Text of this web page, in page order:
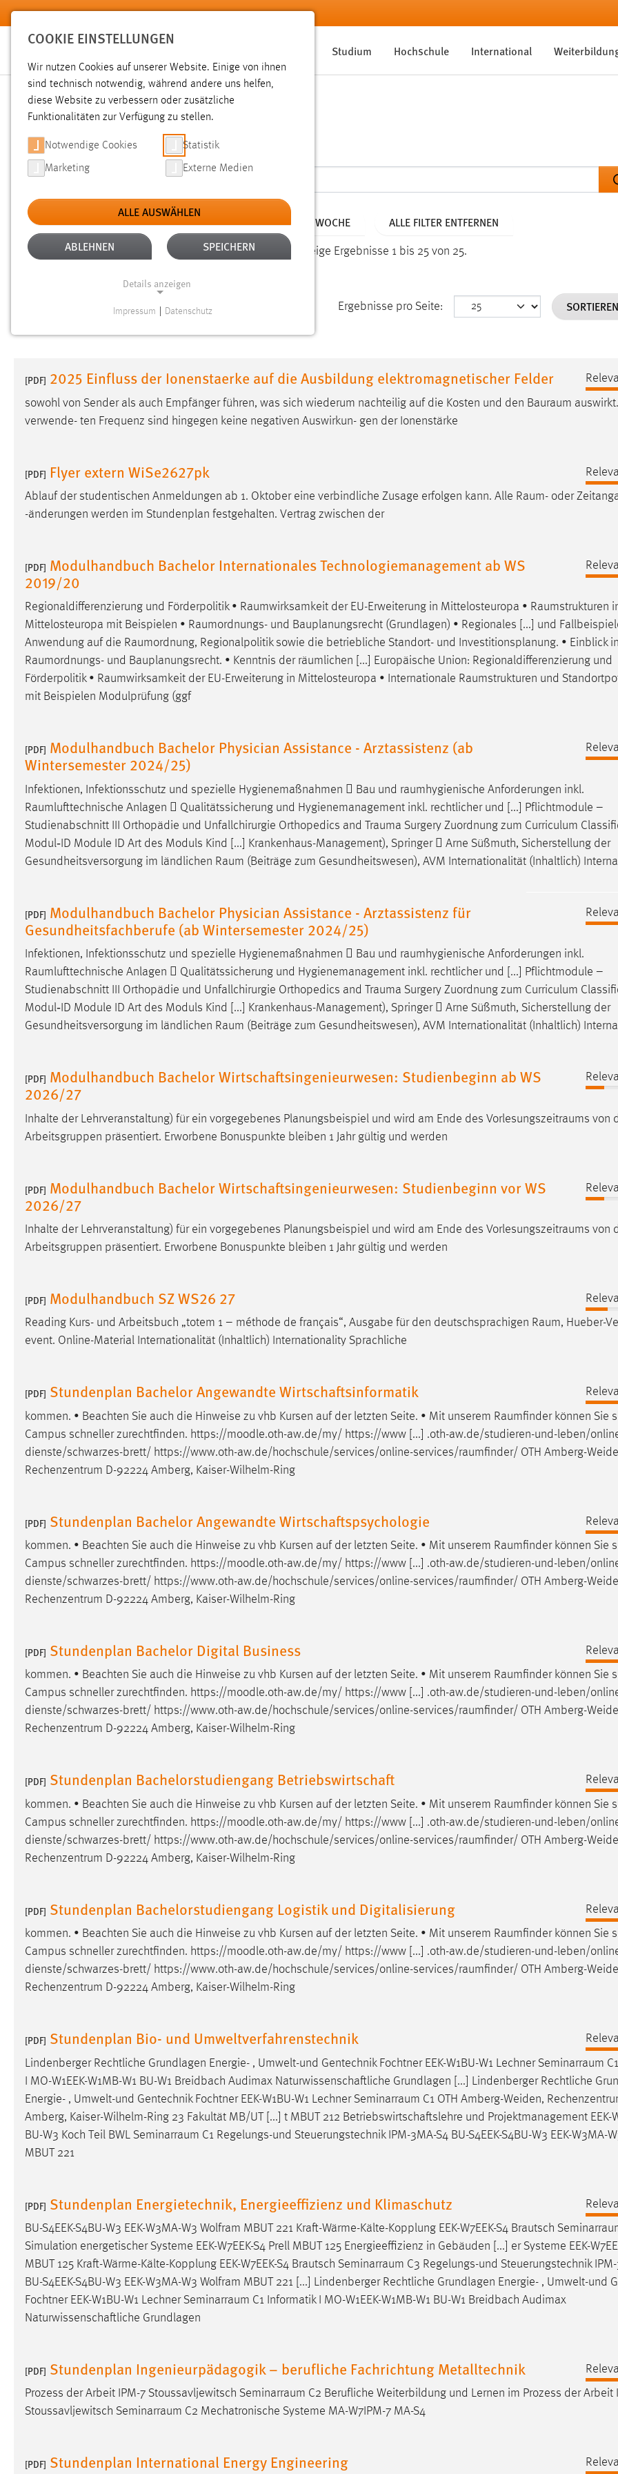
Zum Hauptinhalt springen
Studium Hochschule International
SUCHE
Aktive Filter: TYP: DATEIEN ALTER: WENIGER ALS EINE WOCHE ALLE FILTER ENTFERNEN
Gesucht nach "raum". Es wurden 25 Ergebnisse gefunden. Zeige Ergebnisse 1 bis 25 von 25.
Ergebnisse pro Seite:
[PDF] 2025 Einfluss der Ionenstaerke auf die Ausbildung elektromagnetischer Felder
sowohl von Sender als auch Empfänger führen, was sich wiederum nachteilig auf die Kosten und den Bauraum
verwende- ten Frequenz sind hingegen keine negativen Auswirkun- gen der Ionenstärke
[PDF] Flyer extern WiSe2627pk
Ablauf der studentischen Anmeldungen ab 1. Oktober eine verbindliche Zusage erfolgen kann. Alle Raum- oder
-änderungen werden im Stundenplan festgehalten. Vertrag zwischen der
[PDF] Modulhandbuch Bachelor Internationales Technologiemanagement ab WS
2019/20
Regionaldifferenzierung und Förderpolitik • Raumwirksamkeit der EU-Erweiterung in Mittelosteuropa • Raumstrukturen
Mittelosteuropa mit Beispielen • Raumordnungs- und Bauplanungsrecht (Grundlagen) • Regionales [...] und
Anwendung auf die Raumordnung, Regionalpolitik sowie die betriebliche Standort- und Investitionsplanung. • Einblick
Raumordnungs- und Bauplanungsrecht. • Kenntnis der räumlichen [...] Europäische Union: Regionaldifferenzierung und
Förderpolitik • Raumwirksamkeit der EU-Erweiterung in Mittelosteuropa • Internationale Raumstrukturen und
mit Beispielen Modulprüfung (ggf
[PDF] Modulhandbuch Bachelor Physician Assistance - Arztassistenz (ab
Wintersemester 2024/25)
Infektionen, Infektionsschutz und spezielle Hygienemaßnahmen  Bau und raumhygienische Anforderungen inkl.
Raumlufttechnische Anlagen  Qualitätssicherung und Hygienemanagement inkl. rechtlicher und [...] Pflichtmodule –
Studienabschnitt III Orthopädie und Unfallchirurgie Orthopedics and Trauma Surgery Zuordnung zum Curriculum
Modul‐ID Module ID Art des Moduls Kind [...] Krankenhaus-Management), Springer  Arne Süßmuth, Sicherstellung der
Gesundheitsversorgung im ländlichen Raum (Beiträge zum Gesundheitswesen), AVM Internationalität (Inhaltlich)
[PDF] Modulhandbuch Bachelor Physician Assistance - Arztassistenz für
Gesundheitsfachberufe (ab Wintersemester 2024/25)
Infektionen, Infektionsschutz und spezielle Hygienemaßnahmen  Bau und raumhygienische Anforderungen inkl.
Raumlufttechnische Anlagen  Qualitätssicherung und Hygienemanagement inkl. rechtlicher und [...] Pflichtmodule –
Studienabschnitt III Orthopädie und Unfallchirurgie Orthopedics and Trauma Surgery Zuordnung zum Curriculum
Modul‐ID Module ID Art des Moduls Kind [...] Krankenhaus-Management), Springer  Arne Süßmuth, Sicherstellung der
Gesundheitsversorgung im ländlichen Raum (Beiträge zum Gesundheitswesen), AVM Internationalität (Inhaltlich)
[PDF] Modulhandbuch Bachelor Wirtschaftsingenieurwesen: Studienbeginn ab WS
2026/27
Inhalte der Lehrveranstaltung) für ein vorgegebenes Planungsbeispiel und wird am Ende des Vorlesungszeitraums von
Arbeitsgruppen präsentiert. Erworbene Bonuspunkte bleiben 1 Jahr gültig und werden
[PDF] Modulhandbuch Bachelor Wirtschaftsingenieurwesen: Studienbeginn vor WS
2026/27
Inhalte der Lehrveranstaltung) für ein vorgegebenes Planungsbeispiel und wird am Ende des Vorlesungszeitraums von
Arbeitsgruppen präsentiert. Erworbene Bonuspunkte bleiben 1 Jahr gültig und werden
[PDF] Modulhandbuch SZ WS26 27
Reading Kurs- und Arbeitsbuch „totem 1 – méthode de français“, Ausgabe für den deutschsprachigen Raum, Hueber-
event. Online-Material Internationalität (Inhaltlich) Internationality Sprachliche
[PDF] Stundenplan Bachelor Angewandte Wirtschaftsinformatik
kommen. • Beachten Sie auch die Hinweise zu vhb Kursen auf der letzten Seite. • Mit unserem Raumfinderkönnen Sie
Campus schneller zurechtfinden. https://moodle.oth-aw.de/my/ https://www [...] .oth-aw.de/studieren-und-leben/
dienste/schwarzes-brett/ https://www.oth-aw.de/hochschule/services/online-services/raumfinder/ OTH Amberg-
Rechenzentrum D-92224 Amberg, Kaiser-Wilhelm-Ring
[PDF] Stundenplan Bachelor Angewandte Wirtschaftspsychologie
kommen. • Beachten Sie auch die Hinweise zu vhb Kursen auf der letzten Seite. • Mit unserem Raumfinderkönnen Sie
Campus schneller zurechtfinden. https://moodle.oth-aw.de/my/ https://www [...] .oth-aw.de/studieren-und-leben/
dienste/schwarzes-brett/ https://www.oth-aw.de/hochschule/services/online-services/raumfinder/ OTH Amberg-
Rechenzentrum D-92224 Amberg, Kaiser-Wilhelm-Ring
[PDF] Stundenplan Bachelor Digital Business
kommen. • Beachten Sie auch die Hinweise zu vhb Kursen auf der letzten Seite. • Mit unserem Raumfinderkönnen Sie
Campus schneller zurechtfinden. https://moodle.oth-aw.de/my/ https://www [...] .oth-aw.de/studieren-und-leben/
dienste/schwarzes-brett/ https://www.oth-aw.de/hochschule/services/online-services/raumfinder/ OTH Amberg-
Rechenzentrum D-92224 Amberg, Kaiser-Wilhelm-Ring
[PDF] Stundenplan Bachelorstudiengang Betriebswirtschaft
kommen. • Beachten Sie auch die Hinweise zu vhb Kursen auf der letzten Seite. • Mit unserem Raumfinderkönnen Sie
Campus schneller zurechtfinden. https://moodle.oth-aw.de/my/ https://www [...] .oth-aw.de/studieren-und-leben/
dienste/schwarzes-brett/ https://www.oth-aw.de/hochschule/services/online-services/raumfinder/ OTH Amberg-
Rechenzentrum D-92224 Amberg, Kaiser-Wilhelm-Ring
[PDF] Stundenplan Bachelorstudiengang Logistik und Digitalisierung
kommen. • Beachten Sie auch die Hinweise zu vhb Kursen auf der letzten Seite. • Mit unserem Raumfinderkönnen Sie
Campus schneller zurechtfinden. https://moodle.oth-aw.de/my/ https://www [...] .oth-aw.de/studieren-und-leben/
dienste/schwarzes-brett/ https://www.oth-aw.de/hochschule/services/online-services/raumfinder/ OTH Amberg-
Rechenzentrum D-92224 Amberg, Kaiser-Wilhelm-Ring
[PDF] Stundenplan Bio- und Umweltverfahrenstechnik
Lindenberger Rechtliche Grundlagen Energie- , Umwelt-und Gentechnik Fochtner EEK-W1BU-W1 LechnerSeminarraum
I MO-W1EEK-W1MB-W1 BU-W1 Breidbach Audimax Naturwissenschaftliche Grundlagen [...] Lindenberger Rechtliche
Energie- , Umwelt-und Gentechnik Fochtner EEK-W1BU-W1 LechnerSeminarraum C1 OTH Amberg-Weiden,
Amberg, Kaiser-Wilhelm-Ring 23 Fakultät MB/UT [...] t MBUT 212 Betriebswirtschaftslehre und Projektmanagement EEK-
BU-W3 Koch Teil BWL Seminarraum C1 Regelungs-und Steuerungstechnik IPM-3MA-S4 BU-S4EEK-S4BU-W3 EEK-W3MA-
MBUT 221
[PDF] Stundenplan Energietechnik, Energieeffizienz und Klimaschutz
BU-S4EEK-S4BU-W3 EEK-W3MA-W3 Wolfram MBUT 221 Kraft-Wärme-Kälte-Kopplung EEK-W7EEK-S4 Brautsch
Simulation energetischer Systeme EEK-W7EEK-S4 Prell MBUT 125 Energieeffizienz in Gebäuden [...] er Systeme EEK-
MBUT 125 Kraft-Wärme-Kälte-Kopplung EEK-W7EEK-S4 Brautsch Seminarraum C3 Regelungs-und Steuerungstechnik
BU-S4EEK-S4BU-W3 EEK-W3MA-W3 Wolfram MBUT 221 [...] Lindenberger Rechtliche Grundlagen Energie- , Umwelt-und
Fochtner EEK-W1BU-W1 LechnerSeminarraum C1 Informatik I MO-W1EEK-W1MB-W1 BU-W1 Breidbach Audimax
Naturwissenschaftliche Grundlagen
[PDF] Stundenplan Ingenieurpädagogik – berufliche Fachrichtung Metalltechnik
Prozess der Arbeit IPM-7 Stoussavljewitsch Seminarraum C2 Berufliche Weiterbildung und Lernen im Prozess der Arbeit
Stoussavljewitsch Seminarraum C2 Mechatronische Systeme MA-W7IPM-7 MA-S4
[PDF] Stundenplan International Energy Engineering
COOKIE EINSTELLUNGEN
Wir nutzen Cookies auf unserer Website. Einige von ihnen
sind technisch notwendig, während andere uns helfen,
diese Website zu verbessern oder zusätzliche
Funktionalitäten zur Verfügung zu stellen.
Notwendige Cookies Statistik
Marketing Externe Medien
ALLE AUSWÄHLEN
ABLEHNEN SPEICHERN
Details anzeigen
Website erforderlich.
Einverständnis
Zweck:
Dieser Cookie speichert die
ausgewählten Einverständnis-Optionen
des Benutzers
Cookie Laufzeit: 1 Jahr
Performance
Name:
Für performante Seitenauslieferung wird
in diesem Cookie gespeichert, ob man
eingeloggt ist.
Sprachpräferenz
Zweck:
Sprache der Website.
Chat
Name:
MibewSessionID, MIBEW_UserID,
mibew_locale, mibew-chat-frame-style-
nutzen zu können.
style-5e9dbeb1811c0446 =
Sitzungslaufzeit, mibew_locale = 3
Jahre, MIBEW_UserID = 1 Jahr
Login
Zweck:
Dieser Cookie ist notwendig um sich an
Cookie Laufzeit: 24 Stunden
STATISTIK
Statistik Cookies erfassen Informationen anonym.
Diese Informationen helfen uns zu verstehen, wie
unsere Besucher unsere Website nutzen.
Name: _pk_ref, _pk_cvar, _pk_id, _pk_ses
Zweck: Zugriffsstatistik
Cookie Laufzeit: Max. 13 Monate
MARKETING
Marketing Cookies werden von Drittanbietern
verwendet, um personalisierte Werbung anzuzeigen.
Sie tun dies, indem sie Besucher über Websites
hinweg verfolgen.
Anbieter: Google Ireland Limited
Zweck: Conversion-Tracking
Facebook Pixel
Name: _fbp
Anbieter: Facebook
Zweck: Conversion-Tracking
EXTERNE MEDIEN
Um Inhalte von Videoplattformen und Social Media
Plattformen anzeigen zu können, werden von diesen
YouTube
Vimeo
Impressum Datenschutz